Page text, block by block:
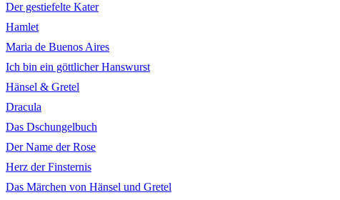
Der gestiefelte Kater
Hamlet
Maria de Buenos Aires
Ich bin ein göttlicher Hanswurst
Hänsel & Gretel
Dracula
Das Dschungelbuch
Der Name der Rose
Herz der Finsternis
Das Märchen von Hänsel und Gretel